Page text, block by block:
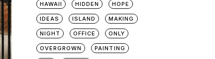
HAWAII HIDDEN HOPE
IDEAS ISLAND MAKING
NIGHT OFFICE ONLY
OVERGROWN PAINTING